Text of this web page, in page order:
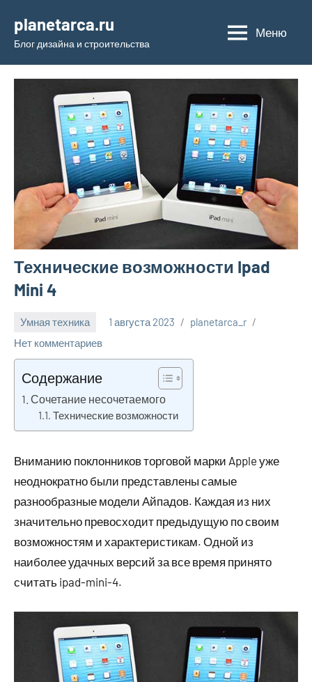
содержимому
planetarca.ru
Блог дизайна и строительства
Меню
Технические возможности Ipad
Mini 4
Умная техника 1 августа 2023
planetarca_r
Нет комментариев
Содержание
Сочетание несочетаемого
Технические возможности
Вниманию поклонников торговой марки Apple уже
неоднократно были представлены самые
разнообразные модели Айпадов. Каждая из них
значительно превосходит предыдущую по своим
возможностям и характеристикам. Одной из
наиболее удачных версий за все время принято
считать ipad-mini-4.